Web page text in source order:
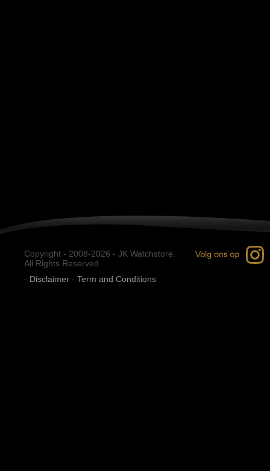
Copyright - 2008-2026 - JK Watchstore.
All Rights Reserved.
- Disclaimer - Term and Conditions